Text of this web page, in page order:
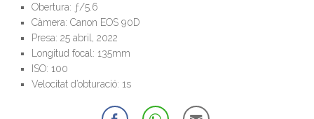
Obertura: ƒ/5.6
Càmera: Canon EOS 90D
Presa: 25 abril, 2022
Longitud focal: 135mm
ISO: 100
Velocitat d’obturació: 1s